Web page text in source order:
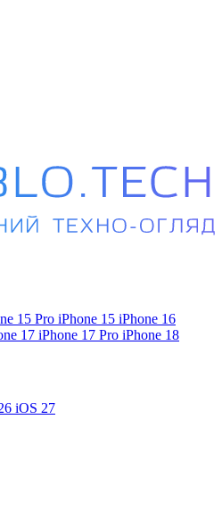
15 Pro iPhone 15 iPhone 16
17 iPhone 17 Pro iPhone 18
iOS 27